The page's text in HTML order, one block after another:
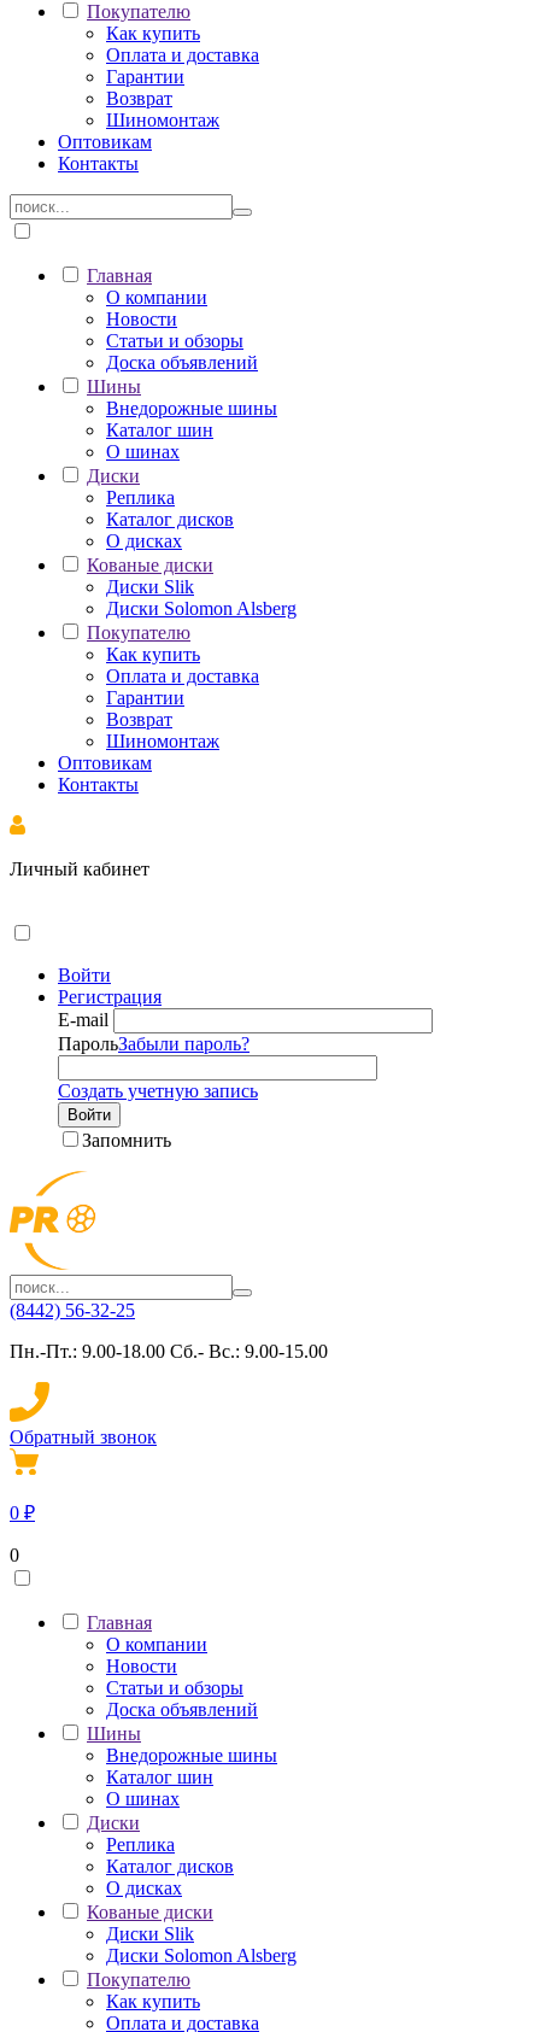
Покупателю
Как купить
Оплата и доставка
Гарантии
Возврат
Шиномонтаж
Оптовикам
Контакты
Главная
О компании
Новости
Статьи и обзоры
Доска объявлений
Шины
Внедорожные шины
Каталог шин
О шинах
Диски
Реплика
Каталог дисков
О дисках
Кованые диски
Диски Slik
Диски Solomon Alsberg
Покупателю
Как купить
Оплата и доставка
Гарантии
Возврат
Шиномонтаж
Оптовикам
Контакты
Личный кабинет
Войти
Регистрация
E-mail
ПарольЗабыли пароль?
Создать учетную запись
Войти
Запомнить
(8442) 56-32-25
Пн.-Пт.: 9.00-18.00 Сб.- Вс.: 9.00-15.00
Обратный звонок
0 ₽
0
Главная
О компании
Новости
Статьи и обзоры
Доска объявлений
Шины
Внедорожные шины
Каталог шин
О шинах
Диски
Реплика
Каталог дисков
О дисках
Кованые диски
Диски Slik
Диски Solomon Alsberg
Покупателю
Как купить
Оплата и доставка